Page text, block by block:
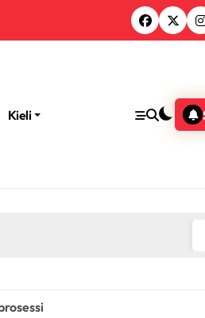
Kieli
Aktivointiprosessi,